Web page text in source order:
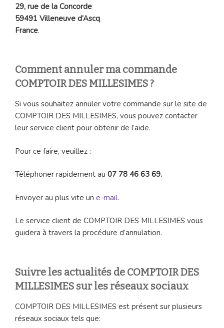
29, rue de la Concorde
59491 Villeneuve d’Ascq
France.
Comment annuler ma commande
COMPTOIR DES MILLESIMES ?
Si vous souhaitez annuler votre commande sur le site de
COMPTOIR DES MILLESIMES, vous pouvez contacter
leur service client pour obtenir de l’aide.
Pour ce faire, veuillez :
Téléphoner rapidement au 07 78 46 63 69.
Envoyer au plus vite un e-mail.
Le service client de COMPTOIR DES MILLESIMES vous
guidera à travers la procédure d’annulation.
Suivre les actualités de COMPTOIR DES
MILLESIMES sur les réseaux sociaux
COMPTOIR DES MILLESIMES est présent sur plusieurs
réseaux sociaux tels que: